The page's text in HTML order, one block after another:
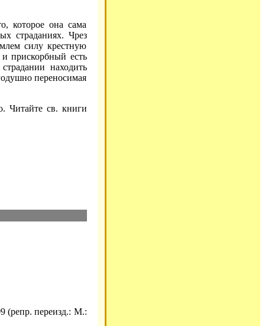
которое она сама
страданиях. Чрез
силу крестную
прискорбный есть
находить
переносимая
Читайте св. книги
(репр. переизд.: М.: